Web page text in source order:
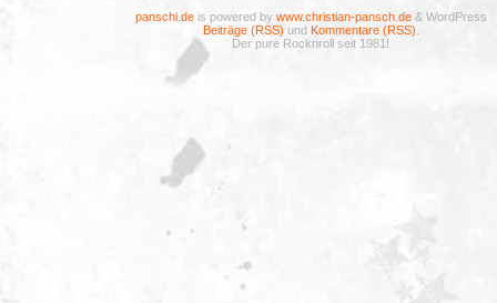
panschi.deis powered by www.christian-pansch.de& WordPress
Beiträge (RSS) und Kommentare (RSS)
Der pure Rocknroll seit 1981!